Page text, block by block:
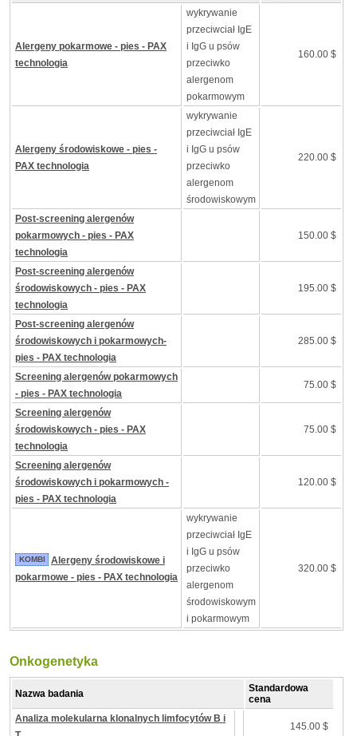
Alergeny pokarmowe - pies - PAX
technologia
wykrywanie
przeciwciał IgE
i IgG u psów
przeciwko
alergenom
pokarmowym
160.00 $
Alergeny środowiskowe - pies -
PAX technologia
wykrywanie
przeciwciał IgE
i IgG u psów
przeciwko
alergenom
środowiskowym
220.00 $
Post-screening alergenów
pokarmowych - pies - PAX
technologia
150.00 $
Post-screening alergenów
środowiskowych - pies - PAX
technologia
195.00 $
Post-screening alergenów
środowiskowych i pokarmowych-
pies - PAX technologia
285.00 $
Screening alergenów pokarmowych
- pies - PAX technologia
75.00 $
Screening alergenów
środowiskowych - pies - PAX
technologia
75.00 $
Screening alergenów
środowiskowych i pokarmowych -
pies - PAX technologia
120.00 $
KOMBI
Alergeny środowiskowe i
pokarmowe - pies - PAX technologia
wykrywanie
przeciwciał IgE
i IgG u psów
przeciwko
alergenom
środowiskowym
i pokarmowym
320.00 $
Onkogenetyka
Nazwa badania
Standardowa
cena
Analiza molekularna klonalnych limfocytów B i
145.00 $